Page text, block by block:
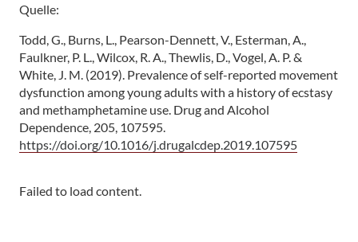
Quelle:
Todd, G., Burns, L., Pearson-Dennett, V., Esterman, A.,
Faulkner, P. L., Wilcox, R. A., Thewlis, D., Vogel, A. P. &
White, J. M. (2019). Prevalence of self-reported movement
dysfunction among young adults with a history of ecstasy
and methamphetamine use. Drug and Alcohol
Dependence, 205, 107595.
https://doi.org/10.1016/j.drugalcdep.2019.107595
Failed to load content.